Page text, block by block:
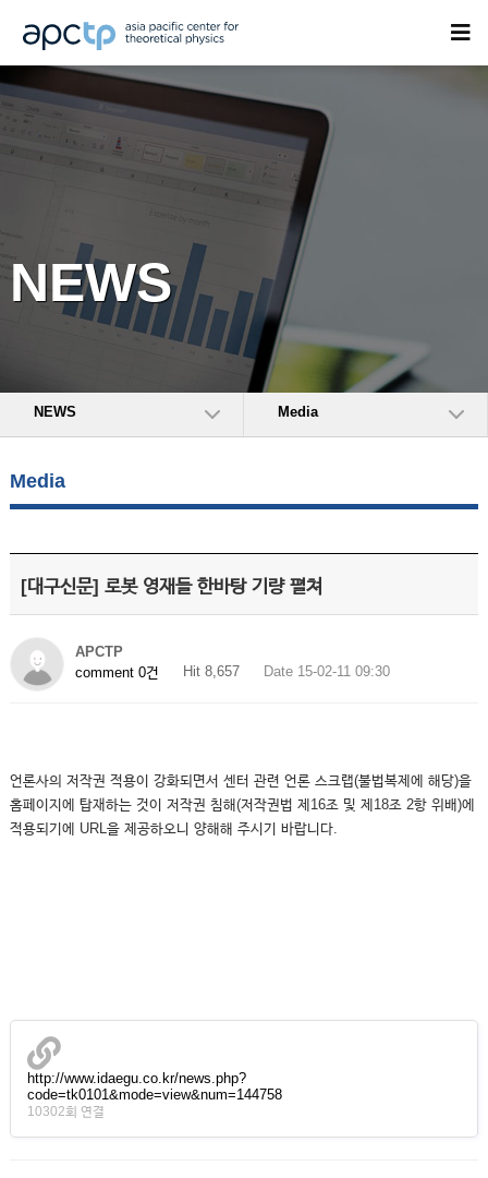
NEWS
NEWS Media
Media
[대구신문] 로봇 영재들 한바탕 기량 펼쳐
APCTP
comment 0건
Hit 8,657 Date 15-02-11 09:30
언론사의 저작권 적용이 강화되면서 센터 관련 언론 스크랩(불법복제에 해당)을
홈페이지에 탑재하는 것이 저작권 침해(저작권법 제16조 및 제18조 2항 위배)에
적용되기에 URL을 제공하오니 양해해 주시기 바랍니다.
http://www.idaegu.co.kr/news.php?
code=tk0101&mode=view&num=144758
10302회 연결